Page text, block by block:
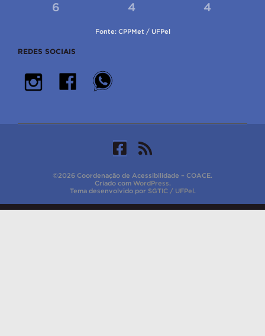
6
4
4
Fonte: CPPMet / UFPel
REDES SOCIAIS
©2026 Coordenação de Acessibilidade – COACE.
Criado com WordPress.
Tema desenvolvido por SGTIC / UFPel .